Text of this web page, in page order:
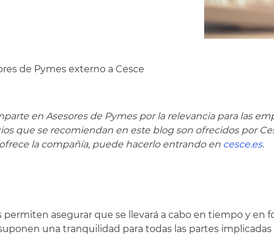
de Pymes externo a Cesce
en Asesores de Pymes por la relevancia para las
que se recomiendan en este blog son ofrecidos por
la compañía, puede hacerlo entrando en cesce.es.
permiten asegurar que se llevará a cabo en tiempo y en
una tranquilidad para todas las partes